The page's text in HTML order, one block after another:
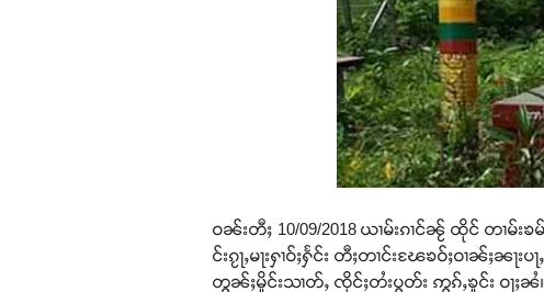
ဝၼ်းတီႈ 10/09/2018 ယၢမ်းၵၢင်ၼႂ် ထိုင် တၢ
င်းၵႂႃႇမႃးႁၢဝ်ႈႁႅင်း တီႈတၢင်းၽႄၶဝ်ႈဝၢၼ်ႈၼ
တွၼ်ႈမိူင်းသၢတ်ႇ ၸိုင်ႈတႆးပွတ်း ဢွၵ်ႇၶူင်း ဝႃႈၼႆ